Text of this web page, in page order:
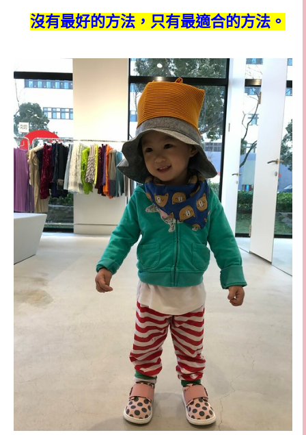
沒有最好的方法，只有最適合的方法。